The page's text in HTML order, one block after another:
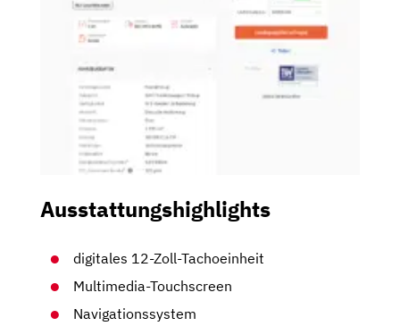
Ausstattungshighlights
digitales 12-Zoll-Tachoeinheit
Multimedia-Touchscreen
Navigationssystem